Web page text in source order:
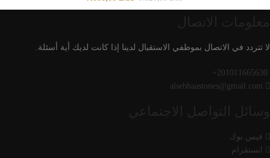
لا تتردد في الاتصال بموظفي الاستقبال لدينا إذا كانت لديك أية أسئلة.
201011665630+
alsebhaastones@gmail.com
فيس بوك
انستقرام